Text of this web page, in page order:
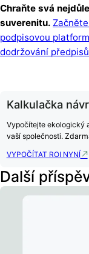
Chraňte svá
suverenitu.
podpisovou
dodržování
Kalkulačka
Vypočítejte ekologický
vaší společnosti.
VYPOČÍTAT ROI NYNÍ
Další